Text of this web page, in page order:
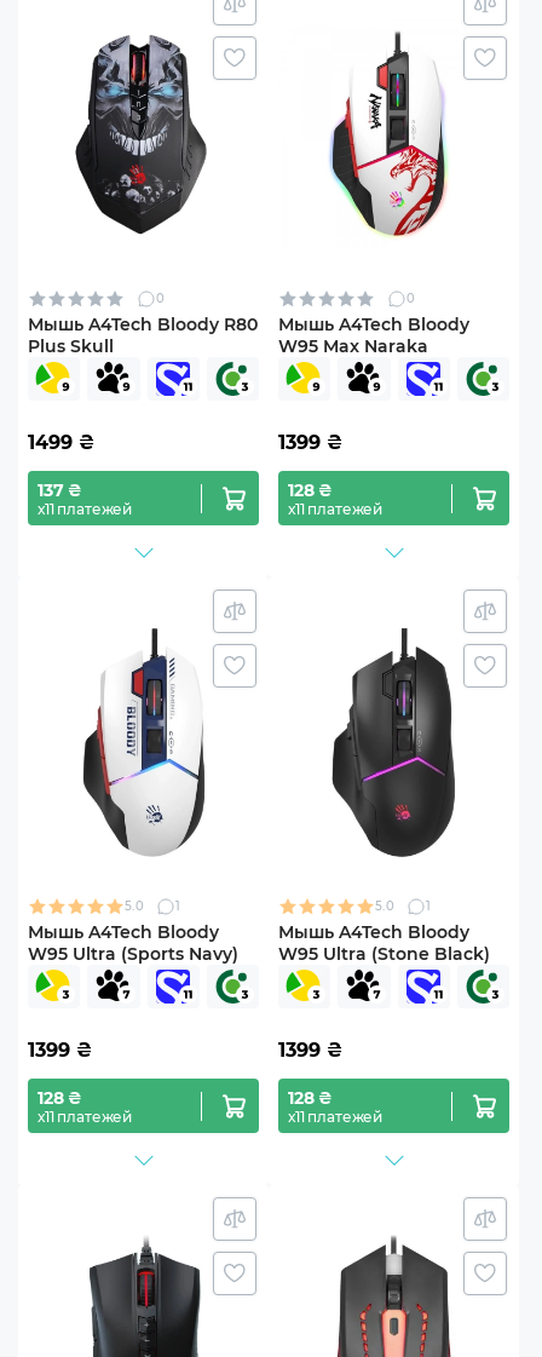
0
Мышь A4Tech Bloody R80
Plus Skull
1499 ₴
137 ₴
х11 платежей
0
Мышь A4Tech Bloody
W95 Max Naraka
1399 ₴
128 ₴
х11 платежей
5.0 1
Мышь A4Tech Bloody
W95 Ultra (Sports Navy)
1399 ₴
128 ₴
х11 платежей
5.0 1
Мышь A4Tech Bloody
W95 Ultra (Stone Black)
1399 ₴
128 ₴
х11 платежей